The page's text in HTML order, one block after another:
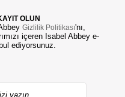
OLUN
Gizlilik Politikası'nı,
içeren Isabel Abbey e-
ediyorsunuz.